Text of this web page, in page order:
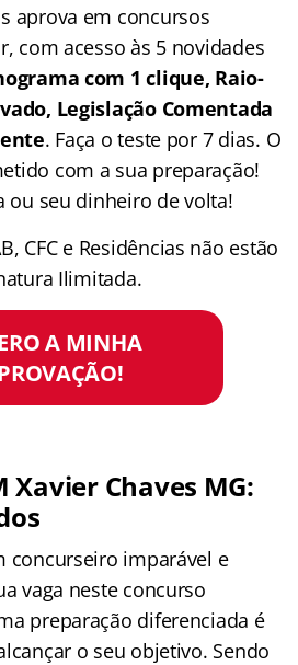
aprova em concursos
com acesso às 5 novidades
com 1 clique, Raio-
Legislação Comentada
. Faça o teste por 7 dias. O
com a sua preparação!
ou seu dinheiro de volta!
CFC e Residências não estão
Ilimitada.
A MINHA
Xavier Chaves MG:
concurseiro imparável e
vaga neste concurso
preparação diferenciada é
o seu objetivo. Sendo